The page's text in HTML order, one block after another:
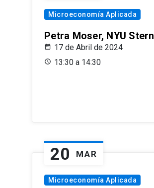
Microeconomía Aplicada
Petra Moser, NYU Stern
17 de Abril de 2024
13:30 a 14:30
20 MAR
Microeconomía Aplicada